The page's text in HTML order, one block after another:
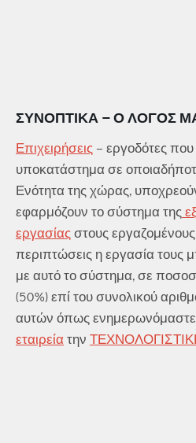
ΣΥΝΟΠΤΙΚΆ – Ο ΛΌΓΟΣ
Επιχειρήσεις – εργοδότες
υποκατάστημα σε
Ενότητα της χώρας,
εφαρμόζουν το σύστημα της
εργασίας στους
περιπτώσεις η εργασία τους
με αυτό το σύστημα, σε
(50%) επί του συνολικού
αυτών όπως
εταιρείατην